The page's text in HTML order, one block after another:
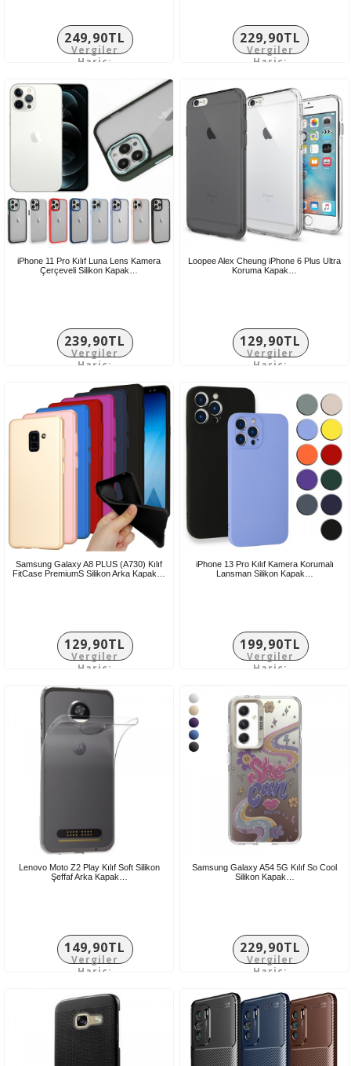
249,90TL
Vergiler
Hariç:
229,90TL
Vergiler
Hariç:
iPhone 11 Pro Kılıf Luna Lens Kamera
Çerçeveli Silikon Kapak…
239,90TL
Vergiler
Hariç:
Loopee Alex Cheung iPhone 6 Plus Ultra
Koruma Kapak…
129,90TL
Vergiler
Hariç:
Samsung Galaxy A8 PLUS (A730) Kılıf
FitCase PremiumS Silikon Arka Kapak…
129,90TL
Vergiler
Hariç:
iPhone 13 Pro Kılıf Kamera Korumalı
Lansman Silikon Kapak…
199,90TL
Vergiler
Hariç:
Lenovo Moto Z2 Play Kılıf Soft Silikon
Şeffaf Arka Kapak…
149,90TL
Vergiler
Hariç:
Samsung Galaxy A54 5G Kılıf So Cool
Silikon Kapak…
229,90TL
Vergiler
Hariç: